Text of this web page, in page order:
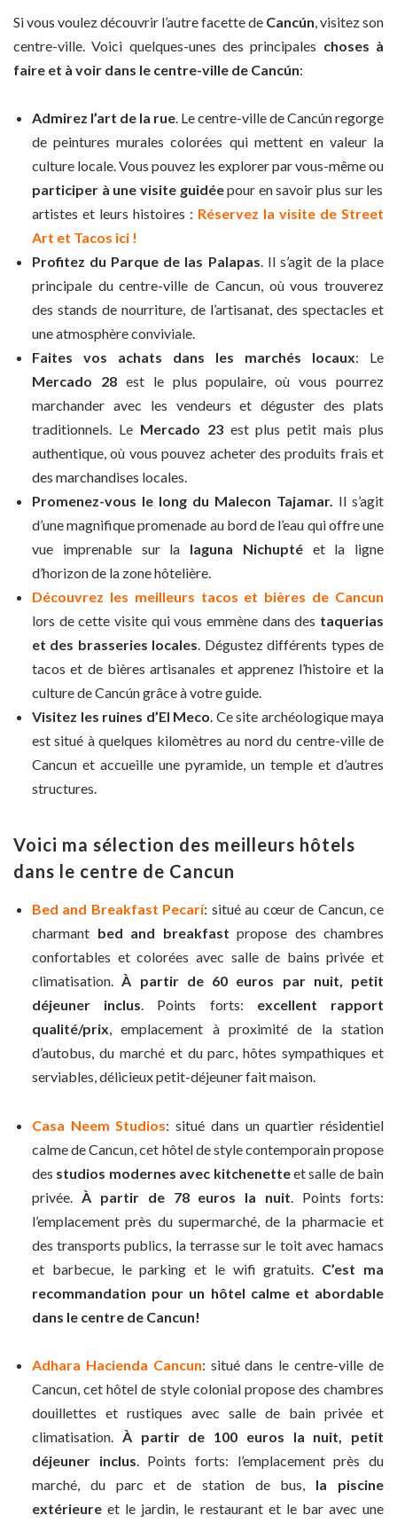
Si vous voulez découvrir l’autre facette de Cancún, visitez son
centre-ville. Voici quelques-unes des principales choses à
faire et à voir dans le centre-ville de Cancún:
Admirez l’art de la rue. Le centre-ville de Cancún regorge
de peintures murales colorées qui mettent en valeur la
culture locale. Vous pouvez les explorer par vous-même ou
participer à une visite guidéepour en savoir plus sur les
artistes et leurs histoires : Réservez la visite de Street
Art et Tacos ici !
Profitez du Parque de las Palapas. Il s’agit de la place
principale du centre-ville de Cancun, où vous trouverez
des stands de nourriture, de l’artisanat, des spectacles et
une atmosphère conviviale.
Faites vos achats dans les marchés locaux: Le
Mercado 28est le plus populaire, où vous pourrez
marchander avec les vendeurs et déguster des plats
traditionnels. LeMercado 23est plus petit mais plus
authentique, où vous pouvez acheter des produits frais et
des marchandises locales.
Promenez-vous le long du Malecon Tajamar. Il s’agit
d’une magnifique promenade au bord de l’eau qui offre une
vue imprenable sur la laguna Nichuptéet la ligne
d’horizon de la zone hôtelière.
Découvrez les meilleurs tacos et bières de Cancun
lors de cette visite qui vous emmène dans des taquerias
et des brasseries locales. Dégustez différents types de
tacos et de bières artisanales et apprenez l’histoire et la
culture de Cancún grâce à votre guide.
Visitez les ruines d’El Meco. Ce site archéologique maya
est situé à quelques kilomètres au nord du centre-ville de
Cancun et accueille une pyramide, un temple et d’autres
structures.
Voici ma sélection des meilleurs hôtels
dans le centre de Cancun
Bed and Breakfast Pecarí: situé au cœur de Cancun, ce
charmant bed and breakfast propose des chambres
confortables et colorées avec salle de bains privée et
climatisation. À partir de 60 euros par nuit, petit
déjeuner inclus. Points forts: excellent rapport
qualité/prix, emplacement à proximité de la station
d’autobus, du marché et du parc, hôtes sympathiques et
serviables, délicieux petit-déjeuner fait maison.
Casa Neem Studios: situé dans un quartier résidentiel
calme de Cancun, cet hôtel de style contemporain propose
des studios modernes avec kitchenetteet salle de bain
privée. Àpartir de 78 euros la nuit. Points forts:
l’emplacement près du supermarché, de la pharmacie et
des transports publics, la terrasse sur le toit avec hamacs
et barbecue, le parking et le wifi gratuits. C’est ma
recommandation pour un hôtel calme et abordable
dans le centre de Cancun!
Adhara Hacienda Cancun: situé dans le centre-ville de
Cancun, cet hôtel de style colonial propose des chambres
douillettes et rustiques avec salle de bain privée et
climatisation. À partir de 100 euros la nuit, petit
déjeuner inclus. Points forts: l’emplacement près du
marché, du parc et de station de bus, la piscine
extérieure et le jardin, le restaurant et le bar avec une